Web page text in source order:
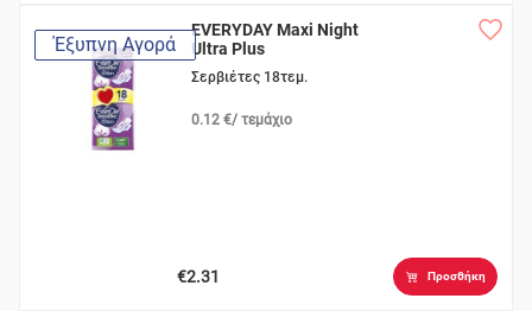
Έξυπνη Αγορά
EVERYDAY Maxi Night
Ultra Plus
Σερβιέτες 18τεμ.
0.12 €/ τεμάχιο
€2.31 Προσθήκη